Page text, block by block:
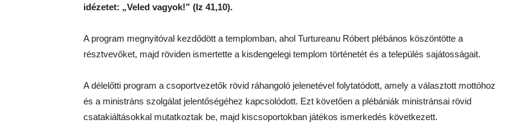
idézetet: „Veled vagyok!” (Iz 41,10).
A program megnyitóval kezdődött a templomban, ahol Turtureanu Róbert plébános köszöntötte a
résztvevőket, majd röviden ismertette a kisdengelegi templom történetét és a település sajátosságait.
A délelőtti program a csoportvezetők rövid ráhangoló jelenetével folytatódott, amely a választott mottóhoz
és a ministráns szolgálat jelentőségéhez kapcsolódott. Ezt követően a plébániák ministránsai rövid
csatakiáltásokkal mutatkoztak be, majd kiscsoportokban játékos ismerkedés következett.